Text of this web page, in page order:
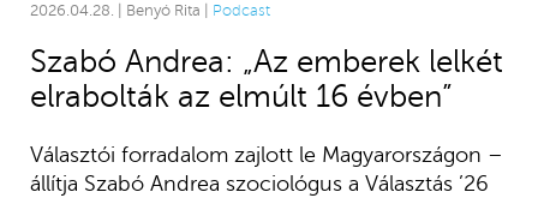
2026.04.28. | Benyó Rita | Podcast
Szabó Andrea: „Az emberek lelkét
elrabolták az elmúlt 16 évben”
Választói forradalom zajlott le Magyarországon –
állítja Szabó Andrea szociológus a Választás ’26